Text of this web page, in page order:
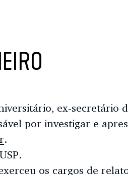
ex-secretário
por investigar e
.
os cargos de